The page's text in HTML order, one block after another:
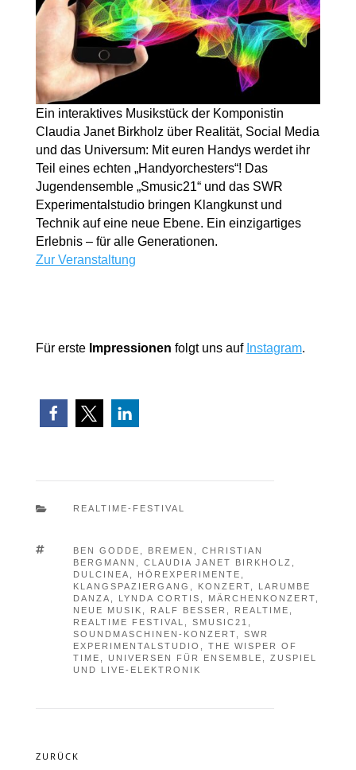
Ein interaktives Musikstück der Komponistin
Claudia Janet Birkholz über Realität, Social Media
und das Universum: Mit euren Handys werdet ihr
Teil eines echten „Handyorchesters“! Das
Jugendensemble „Smusic21“ und das SWR
Experimentalstudio bringen Klangkunst und
Technik auf eine neue Ebene. Ein einzigartiges
Erlebnis – für alle Generationen.
Zur Veranstaltung
Für erste Impressionen folgt uns auf Instagram.
 REALTIME-FESTIVAL
 BEN GODDE BREMEN
CHRISTIAN
BERGMANN
CLAUDIA JANET BIRKHOLZ
DULCINEA
HÖREXPERIMENTE
KLANGSPAZIERGANG
KONZERT
LARUMBE
DANZA
LYNDA CORTIS MÄRCHENKONZERT
NEUE MUSIK
RALF BESSER REALTIME
REALTIME FESTIVAL
SMUSIC21
SOUNDMASCHINEN-KONZERT
SWR
EXPERIMENTALSTUDIO
THE WISPER OF
TIME
UNIVERSEN FÜR ENSEMBLE
ZUSPIEL
UND LIVE-ELEKTRONIK
ZURÜCK